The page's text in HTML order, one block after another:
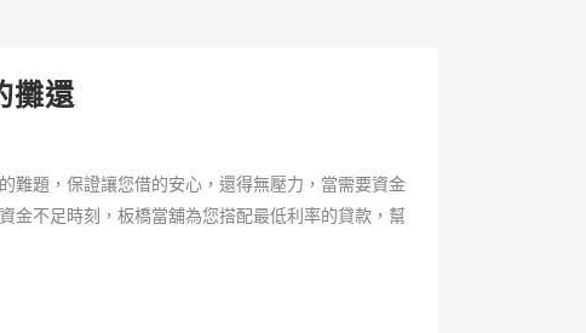
攤還
難題，保證讓您借的安心，還得無壓力，當需要資金
金不足時刻，板橋當舖為您搭配最低利率的貸款，幫